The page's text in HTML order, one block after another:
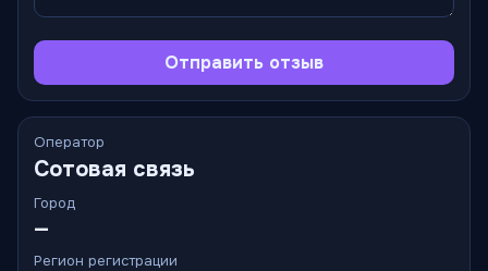
Отправить отзыв
Оператор
Сотовая связь
Город
—
Регион регистрации